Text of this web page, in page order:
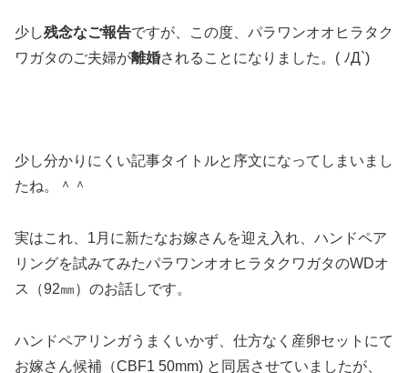
少し残念なご報告ですが、この度、パラワンオオヒラタク
ワガタのご夫婦が離婚されることになりました。( ﾉД`)
少し分かりにくい記事タイトルと序文になってしまいまし
たね。＾＾
実はこれ、1月に新たなお嫁さんを迎え入れ、ハンドペア
リングを試みてみたパラワンオオヒラタクワガタのWDオ
ス（92㎜）のお話しです。
ハンドペアリンガうまくいかず、仕方なく産卵セットにて
お嫁さん候補（CBF1 50mm) と同居させていましたが、